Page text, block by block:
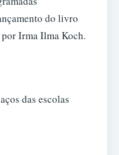
do livro
Irma Ilma Koch.
das escolas